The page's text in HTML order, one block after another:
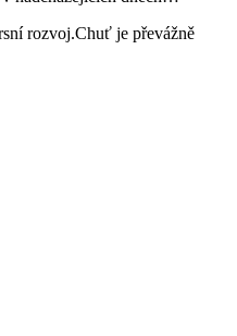
rozvoj.Chuť je převážně